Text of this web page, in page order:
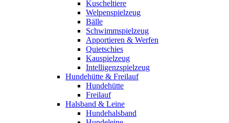
Kuscheltiere
Welpenspielzeug
Bälle
Schwimmspielzeug
Apportieren & Werfen
Quietschies
Kauspielzeug
Intelligenzspielzeug
Hundehütte & Freilauf
Hundehütte
Freilauf
Halsband & Leine
Hundehalsband